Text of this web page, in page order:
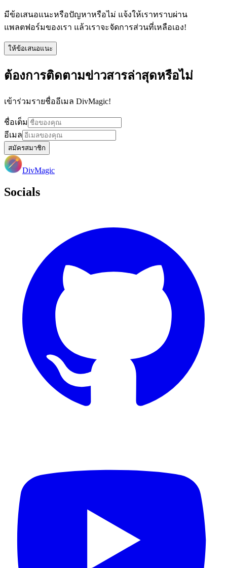
มีข้อเสนอแนะหรือปัญหาหรือไม่ แจ้งให้เราทราบผ่าน
แพลตฟอร์มของเรา แล้วเราจะจัดการส่วนที่เหลือเอง!
ให้ข้อเสนอแนะ
ต้องการติดตามข่าวสารล่าสุดหรือไม่
เข้าร่วมรายชื่ออีเมล DivMagic!
ชื่อเต็ม
อีเมล
สมัครสมาชิก
DivMagic
Socials